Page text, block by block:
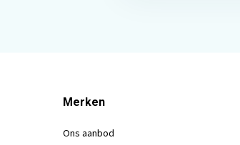
Merken
Ons aanbod